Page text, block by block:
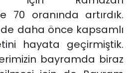
70 oranında artırdık.
daha önce kapsamlı
hayata geçirmiştik.
bayramda biraz